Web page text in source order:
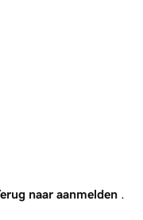
naar aanmelden